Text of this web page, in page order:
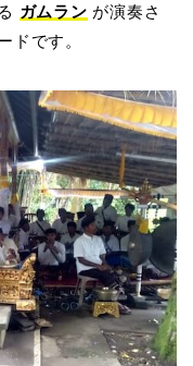
ガムラン が演奏さ
ドです。